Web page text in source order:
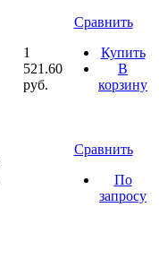
1
521.60
руб.
Сравнить
Купить
В
корзину
Сравнить
По
запросу